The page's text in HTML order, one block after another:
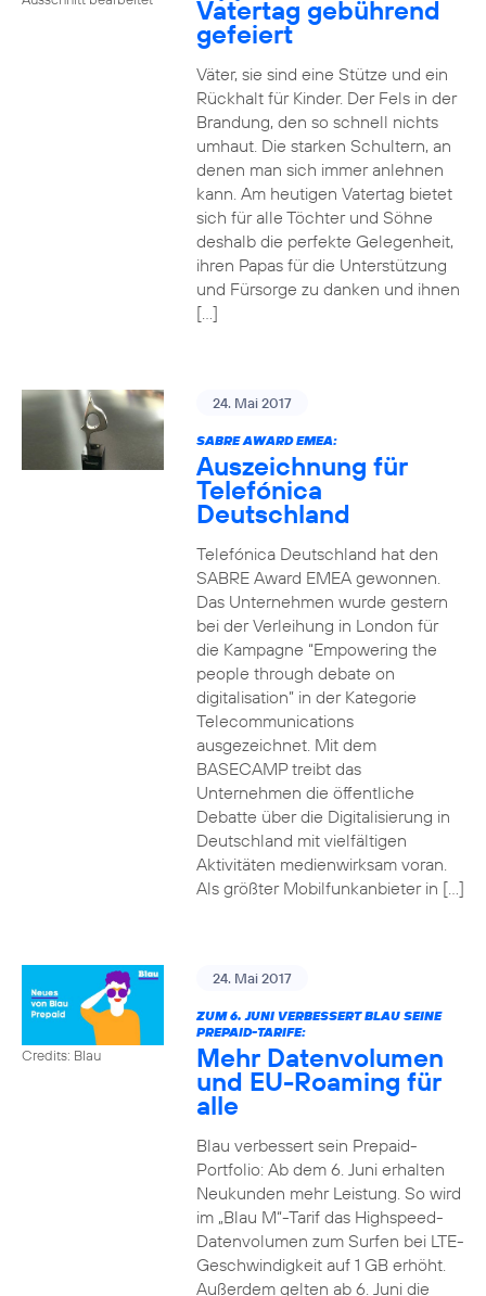
Vatertag gebührend
gefeiert
Väter, sie sind eine Stütze und ein
Rückhalt für Kinder. Der Fels in der
Brandung, den so schnell nichts
umhaut. Die starken Schultern, an
denen man sich immer anlehnen
kann. Am heutigen Vatertag bietet
sich für alle Töchter und Söhne
deshalb die perfekte Gelegenheit,
ihren Papas für die Unterstützung
und Fürsorge zu danken und ihnen
[…]
24. Mai 2017
SABRE AWARD EMEA:
Auszeichnung für
Telefónica
Deutschland
Telefónica Deutschland hat den
SABRE Award EMEA gewonnen.
Das Unternehmen wurde gestern
bei der Verleihung in London für
die Kampagne “Empowering the
people through debate on
digitalisation” in der Kategorie
Telecommunications
ausgezeichnet. Mit dem
BASECAMP treibt das
Unternehmen die öffentliche
Debatte über die Digitalisierung in
Deutschland mit vielfältigen
Aktivitäten medienwirksam voran.
Als größter Mobilfunkanbieter in […]
Credits: Blau
24. Mai 2017
ZUM 6. JUNI VERBESSERT BLAU SEINE
PREPAID-TARIFE:
Mehr Datenvolumen
und EU-Roaming für
alle
Blau verbessert sein Prepaid-
Portfolio: Ab dem 6. Juni erhalten
Neukunden mehr Leistung. So wird
im „Blau M“-Tarif das Highspeed-
Datenvolumen zum Surfen bei LTE-
Geschwindigkeit auf 1 GB erhöht.
Außerdem gelten ab 6. Juni die